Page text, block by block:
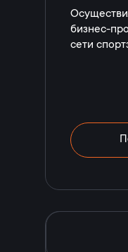
бизнес-
сети